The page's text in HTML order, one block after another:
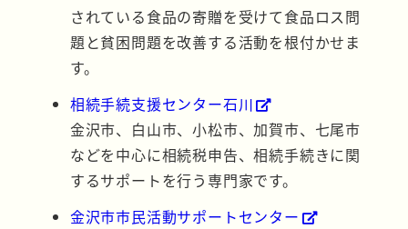
されている食品の寄贈を受けて食品ロス問
題と貧困問題を改善する活動を根付かせま
す。
相続手続支援センター石川
金沢市、白山市、小松市、加賀市、七尾市
などを中心に相続税申告、相続手続きに関
するサポートを行う専門家です。
金沢市市民活動サポートセンター